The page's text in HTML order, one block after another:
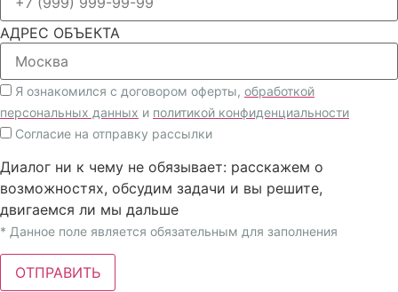
АДРЕС ОБЪЕКТА
Я ознакомился с договором оферты, обработкой
персональных данных и политикой конфиденциальности
Согласие на отправку рассылки
Диалог ни к чему не обязывает: расскажем о
возможностях, обсудим задачи и вы решите,
двигаемся ли мы дальше
* Данное поле является обязательным для заполнения
ОТПРАВИТЬ